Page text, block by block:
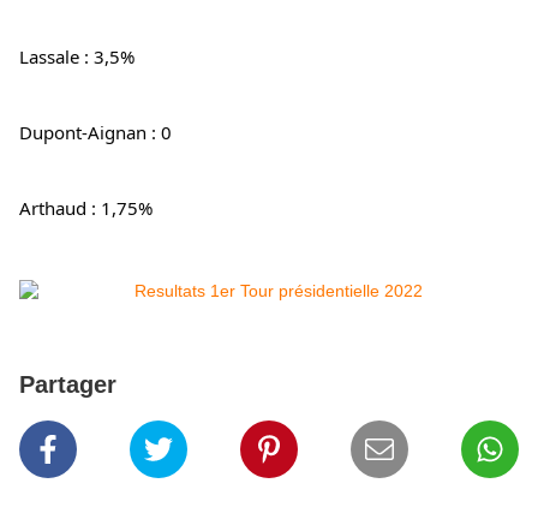
Lassale : 3,5%
Dupont-Aignan : 0
Arthaud : 1,75%
Partager